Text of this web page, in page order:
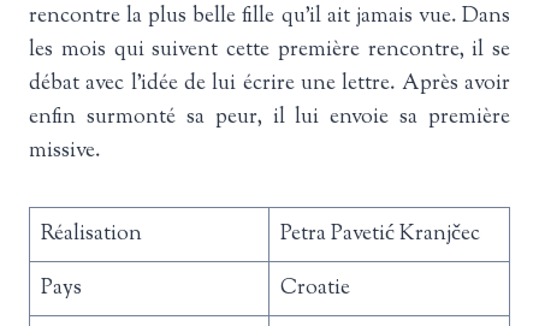
rencontre la plus belle fille qu’il ait jamais vue. Dans
les mois qui suivent cette première rencontre, il se
débat avec l’idée de lui écrire une lettre. Après avoir
enfin surmonté sa peur, il lui envoie sa première
missive.
Réalisation
Petra Pavetić Kranjčec
Pays
Croatie